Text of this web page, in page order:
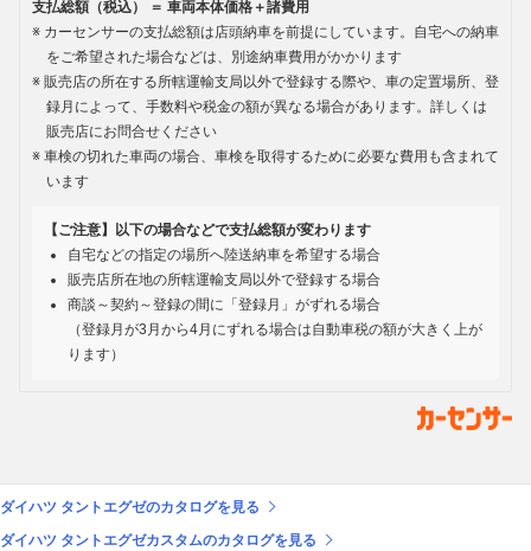
支払総額（税込） ＝ 車両本体価格＋諸費用
カーセンサーの支払総額は店頭納車を前提にしています。自宅への納車
をご希望された場合などは、別途納車費用がかかります
販売店の所在する所轄運輸支局以外で登録する際や、車の定置場所、登
録月によって、手数料や税金の額が異なる場合があります。詳しくは
販売店にお問合せください
車検の切れた車両の場合、車検を取得するために必要な費用も含まれて
います
【ご注意】以下の場合などで支払総額が変わります
自宅などの指定の場所へ陸送納車を希望する場合
販売店所在地の所轄運輸支局以外で登録する場合
商談～契約～登録の間に「登録月」がずれる場合
（登録月が3月から4月にずれる場合は自動車税の額が大きく上が
ります）
ダイハツ タントエグゼのカタログを見る
ダイハツ タントエグゼカスタムのカタログを見る